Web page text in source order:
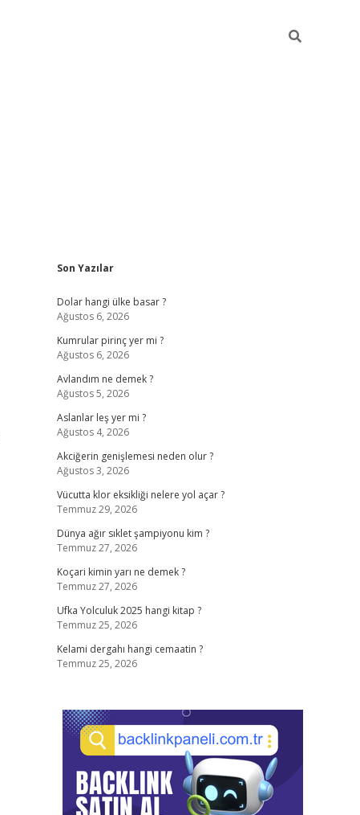
Sidebar
Son Yazılar
Dolar hangi ülke basar ?
Ağustos 6, 2026
Kumrular pirinç yer mi ?
Ağustos 6, 2026
Avlandım ne demek ?
Ağustos 5, 2026
Aslanlar leş yer mi ?
Ağustos 4, 2026
Akciğerin genişlemesi neden olur ?
Ağustos 3, 2026
Vücutta klor eksikliği nelere yol açar ?
Temmuz 29, 2026
Dünya ağır sıklet şampiyonu kim ?
Temmuz 27, 2026
Koçari kimin yarı ne demek ?
Temmuz 27, 2026
Ufka Yolculuk 2025 hangi kitap ?
Temmuz 25, 2026
Kelami dergahı hangi cemaatin ?
Temmuz 25, 2026